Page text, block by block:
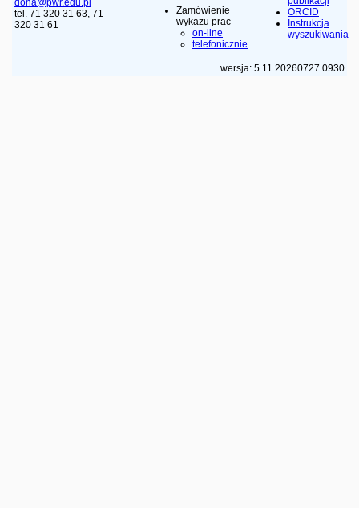
tel. 71 320 31 63, 71
320 31 61
Zamówienie
wykazu prac
on-line
telefonicznie
ORCID
Instrukcja
wyszukiwania
wersja: 5.11.20260727.0930